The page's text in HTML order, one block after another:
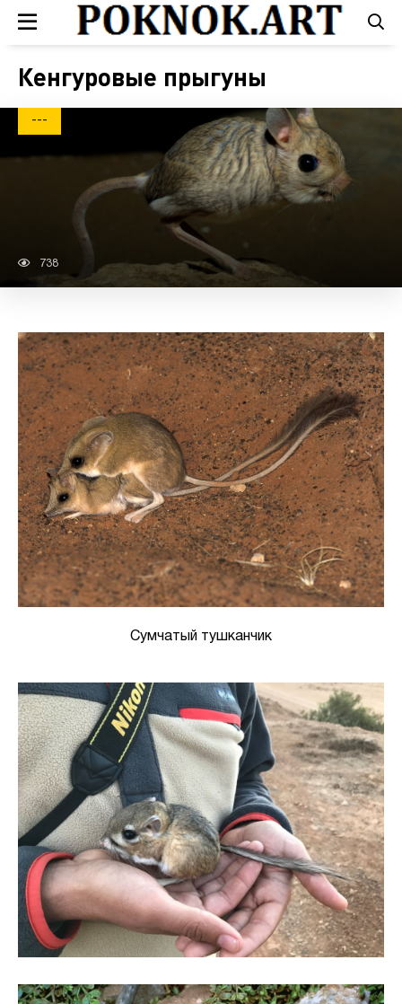
Кенгуровые прыгуны
---
738
Сумчатый тушканчик